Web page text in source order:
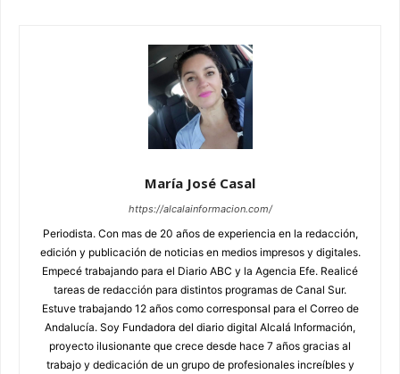
María José Casal
https://alcalainformacion.com/
Periodista. Con mas de 20 años de experiencia en la redacción,
edición y publicación de noticias en medios impresos y digitales.
Empecé trabajando para el Diario ABC y la Agencia Efe. Realicé
tareas de redacción para distintos programas de Canal Sur.
Estuve trabajando 12 años como corresponsal para el Correo de
Andalucía. Soy Fundadora del diario digital Alcalá Información,
proyecto ilusionante que crece desde hace 7 años gracias al
trabajo y dedicación de un grupo de profesionales increíbles y